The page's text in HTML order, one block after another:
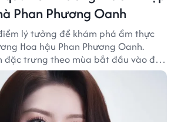
Phan Phương Oanh
lý tưởng để khám phá ẩm thực
Hoa hậu Phan Phương Oanh.
đặc trưng theo mùa bắt đầu vào độ
thực khách gần xa.